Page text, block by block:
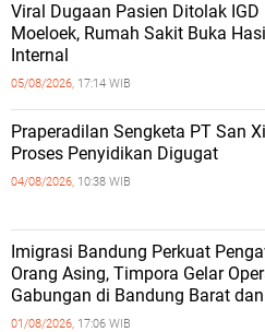
Viral Dugaan Pasien Ditolak IGD
Moeloek, Rumah Sakit Buka
Internal
05/08/2026, 17:14 WIB
Praperadilan Sengketa PT San
Proses Penyidikan Digugat
04/08/2026, 10:38 WIB
Imigrasi Bandung Perkuat
Orang Asing, Timpora Gelar
Gabungan di Bandung Barat
01/08/2026, 17:06 WIB